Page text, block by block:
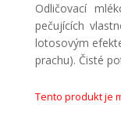
Odličovací
pečujících
lotosovým
prachu). Čisté
Tento produkt je